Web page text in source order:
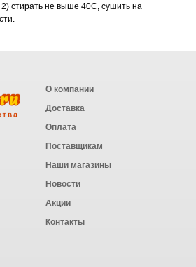
стирать не выше 40С, сушить на
О компании
Доставка
Оплата
Поставщикам
Наши магазины
Новости
Акции
Контакты